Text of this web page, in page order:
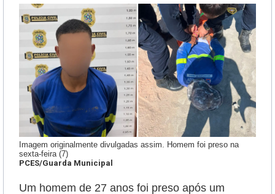
Imagem originalmente divulgadas assim. Homem foi preso na
sexta-feira (7)
PCES/Guarda Municipal
Um homem de 27 anos foi preso após um